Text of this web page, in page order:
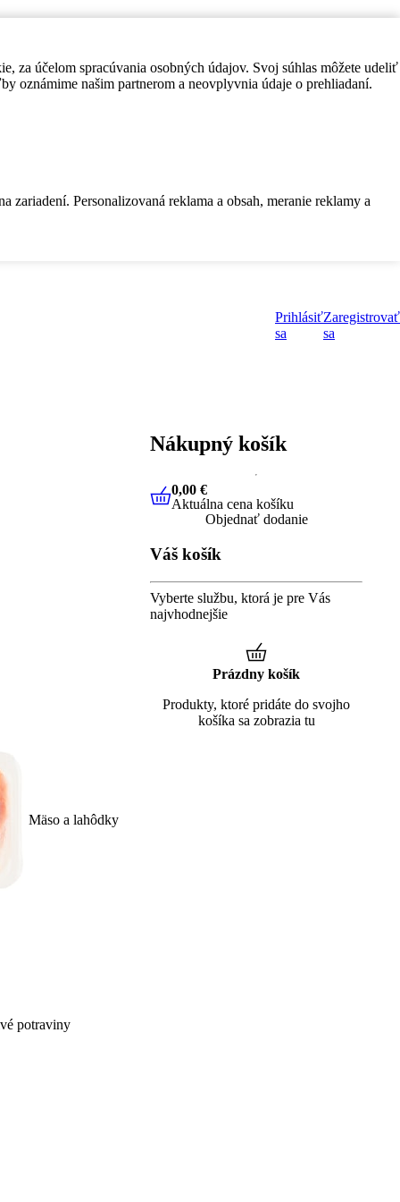
za účelom spracúvania osobných údajov. Svoj súhlas môžete udeliť
oznámime našim partnerom a neovplyvnia údaje o prehliadaní.
Personalizovaná reklama a obsah, meranie reklamy a
Prihlásiť
sa
Zaregistrovať
sa
Mäso a lahôdky
potraviny
Nákupný košík
0,00 €Aktuálna cena košíku
0,00 €
Aktuálna cena košíku
Objednať dodanie
Váš košík
Vyberte službu, ktorá je pre Vás
najvhodnejšie
Prázdny košík
Produkty, ktoré pridáte do svojho
košíka sa zobrazia tu